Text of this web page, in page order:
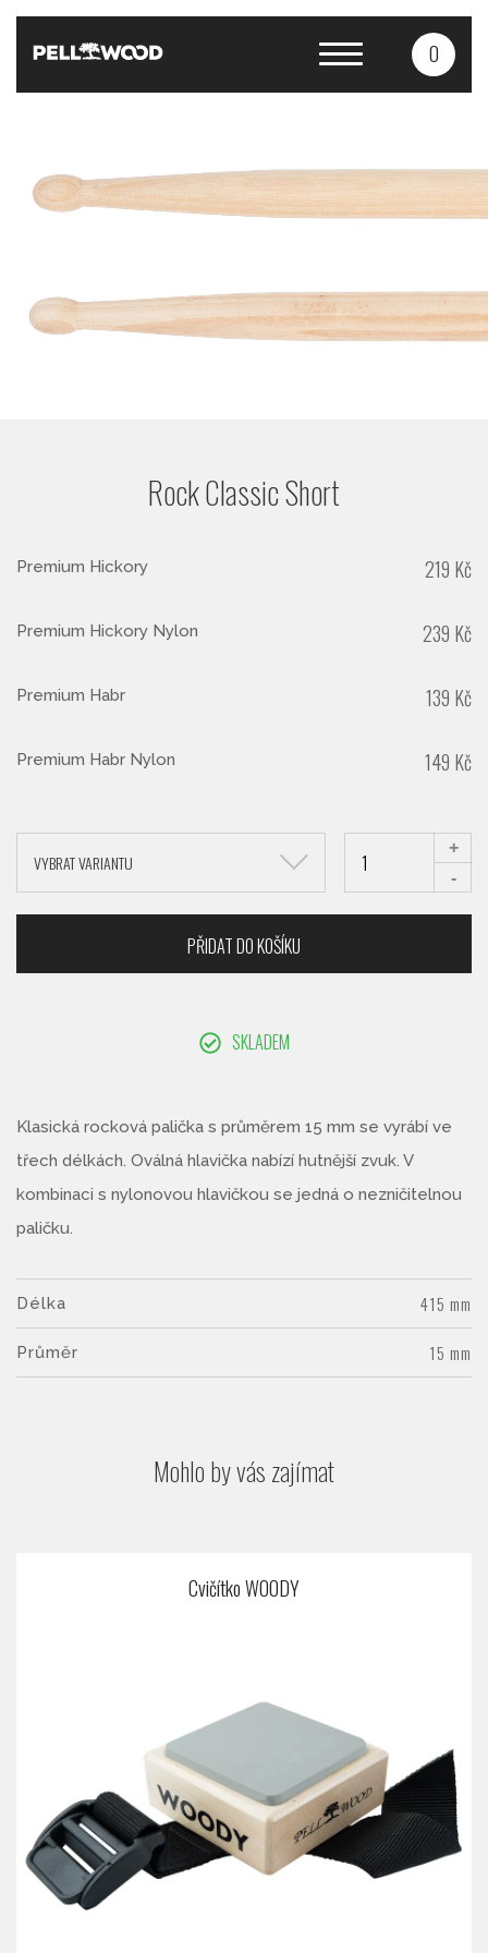
Produkty
Služby
Kontakty
0
Rock Classic Short
Premium Hickory 219 Kč
Premium Hickory Nylon 239 Kč
Premium Habr 139 Kč
Premium Habr Nylon 149 Kč
VYBRAT VARIANTU
+
-
PŘIDAT DO KOŠÍKU
SKLADEM
Klasická rocková palička s průměrem 15 mm se vyrábí ve
třech délkách. Oválná hlavička nabízí hutnější zvuk. V
kombinaci s nylonovou hlavičkou se jedná o nezničitelnou
paličku.
Délka 415 mm
Průměr 15 mm
Mohlo by vás zajímat
Cvičítko WOODY